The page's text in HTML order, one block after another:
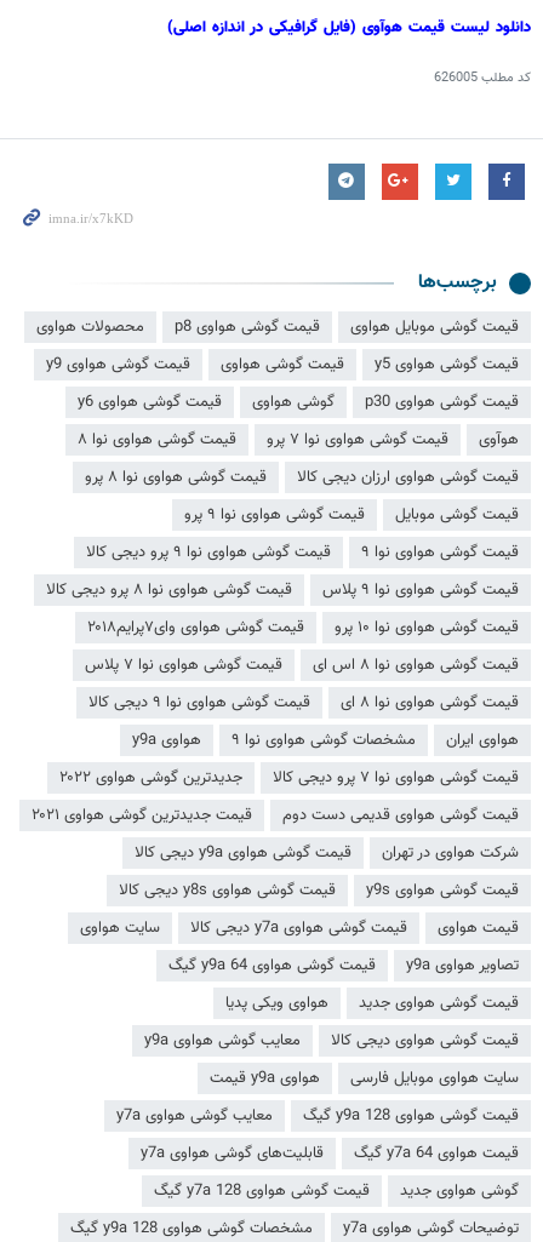
دانلود لیست قیمت هوآوی (فایل گرافیکی در اندازه اصلی)
کد مطلب626005
برچسب‌ها
قیمت گوشی موبایل هواوی قیمت گوشی هواوی p8
محصولات هواوی
قیمت گوشی هواوی y5
قیمت گوشی هواوی
قیمت گوشی هواوی y9
قیمت گوشی هواوی p30
گوشی هواوی
قیمت گوشی هواوی y6
هوآوی
قیمت گوشی هواوی نوا ۷ پرو
قیمت گوشی هواوی نوا ۸
قیمت گوشی هواوی ارزان دیجی کالا
قیمت گوشی هواوی نوا ۸ پرو
قیمت گوشی موبایل
قیمت گوشی هواوی نوا ۹ پرو
قیمت گوشی هواوی نوا ۹
قیمت گوشی هواوی نوا ۹ پرو دیجی کالا
قیمت گوشی هواوی نوا ۹ پلاس
قیمت گوشی هواوی نوا ۸ پرو دیجی کالا
قیمت گوشی هواوی نوا ۱۰ پرو
قیمت گوشی هواوی وای۷پرایم۲۰۱۸
قیمت گوشی هواوی نوا ۸ اس ای
قیمت گوشی هواوی نوا ۷ پلاس
قیمت گوشی هواوی نوا ۸ ای
قیمت گوشی هواوی نوا ۹ دیجی کالا
هواوی ایران
مشخصات گوشی هواوی نوا ۹
هواوی y9a
قیمت گوشی هواوی نوا ۷ پرو دیجی کالا
جدیدترین گوشی هواوی ۲۰۲۲
قیمت گوشی هواوی قدیمی دست دوم
قیمت جدیدترین گوشی هواوی ۲۰۲۱
شرکت هواوی در تهران
قیمت گوشی هواوی y9a دیجی کالا
قیمت گوشی هواوی y9s
قیمت گوشی هواوی y8s دیجی کالا
قیمت هواوی
قیمت گوشی هواوی y7a دیجی کالا
سایت هواوی
تصاویر هواوی y9a
قیمت گوشی هواوی y9a 64 گیگ
قیمت گوشی هواوی جدید
هواوی ویکی پدیا
قیمت گوشی هواوی دیجی کالا
معایب گوشی هواوی y9a
سایت هواوی موبایل فارسی
هواوی y9a قیمت
قیمت گوشی هواوی y9a 128 گیگ
معایب گوشی هواوی y7a
قیمت هواوی y7a 64 گیگ
قابلیت‌های گوشی هواوی y7a
گوشی هواوی جدید
قیمت گوشی هواوی y7a 128 گیگ
توضیحات گوشی هواوی y7a
مشخصات گوشی هواوی y9a 128 گیگ